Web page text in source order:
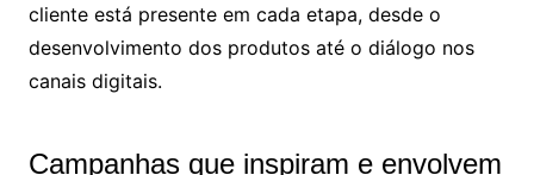
cliente está presente em cada etapa, desde o
desenvolvimento dos produtos até o diálogo nos
canais digitais.
Campanhas que inspiram e envolvem